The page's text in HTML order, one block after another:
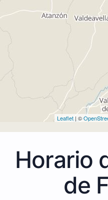
Leaflet | ©
Horario
de